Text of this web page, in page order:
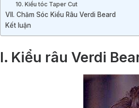
10. Kiểu tóc Taper Cut
VII. Chăm Sóc Kiểu Râu Verdi Beard
Kết luận
I. Kiểu râu Verdi